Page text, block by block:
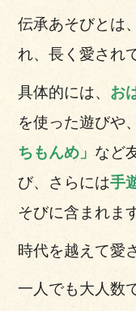
伝承あそびとは
れ、長く愛され
具体的には、 お
を使った遊びや、
ちもんめ」 など
び、さらには手
そびに含まれま
時代を越えて愛
一人でも大人数